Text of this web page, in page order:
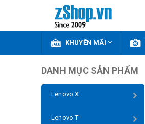
KHUYẾN MÃI 
DANH MỤC SẢN PHẨM
Lenovo X
Lenovo T